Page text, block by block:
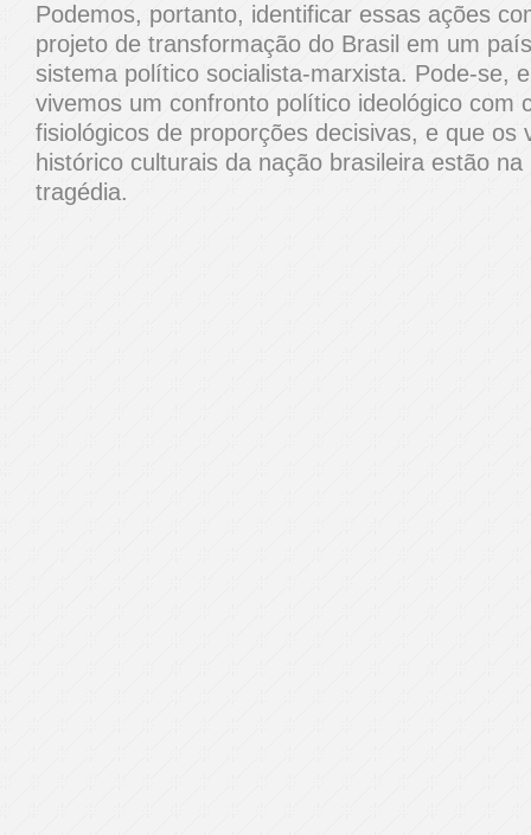
Podemos, portanto, identificar essas ações
projeto de transformação do Brasil em um
sistema político socialista-marxista. Pode-se,
vivemos um confronto político ideológico com
fisiológicos de proporções decisivas, e que os
histórico culturais da nação brasileira estão
tragédia.